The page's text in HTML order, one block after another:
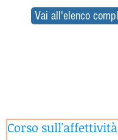
Vai all'elenco
Corso